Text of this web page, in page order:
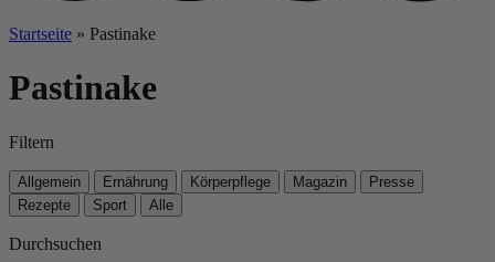
Startseite » Pastinake
Pastinake
Filtern
Allgemein Ernährung Körperpflege Magazin
Presse
Rezepte
Sport Alle
Durchsuchen